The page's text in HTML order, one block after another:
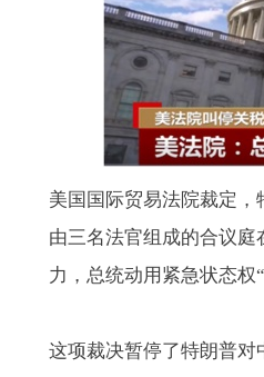
美国国际贸易法院裁定，
由三名法官组成的合议
力，总统动用紧急状态权
这项裁决暂停了特朗普对